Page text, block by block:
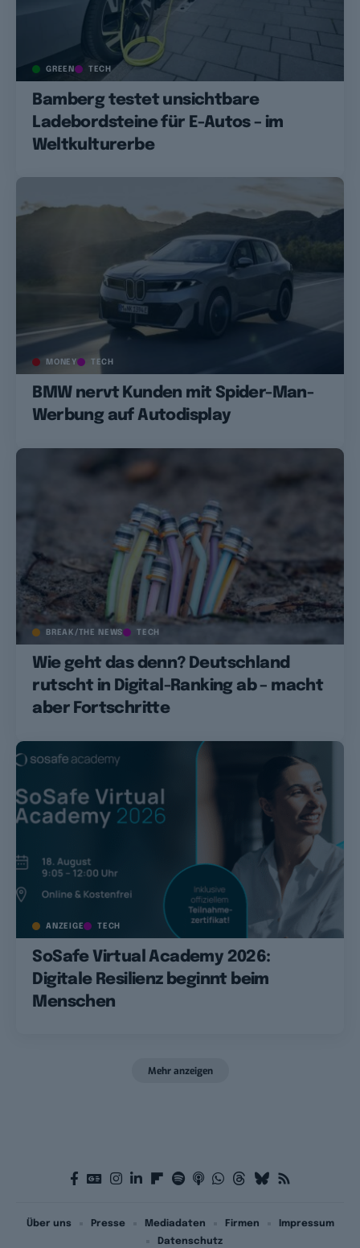
GREEN TECH
Bamberg testet unsichtbare
Ladebordsteine für E-Autos – im
Weltkulturerbe
MONEY TECH
BMW nervt Kunden mit Spider-Man-
Werbung auf Autodisplay
BREAK/THE NEWS TECH
Wie geht das denn? Deutschland
rutscht in Digital-Ranking ab – macht
aber Fortschritte
ANZEIGE TECH
SoSafe Virtual Academy 2026:
Digitale Resilienz beginnt beim
Menschen
Mehr anzeigen
Über uns Presse Mediadaten Firmen
Impressum
Datenschutz